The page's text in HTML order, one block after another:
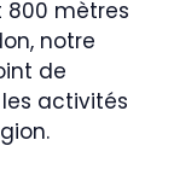
800 mètres
notre
de
activités